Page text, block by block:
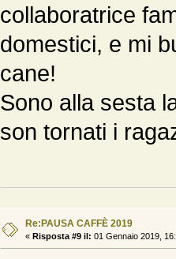
collaboratrice
domestici, e mi
cane!
Sono alla sesta
son tornati i
Re:PAUSA CAFFÈ 2019
« Risposta #9 il: 01 Gennaio 2019,